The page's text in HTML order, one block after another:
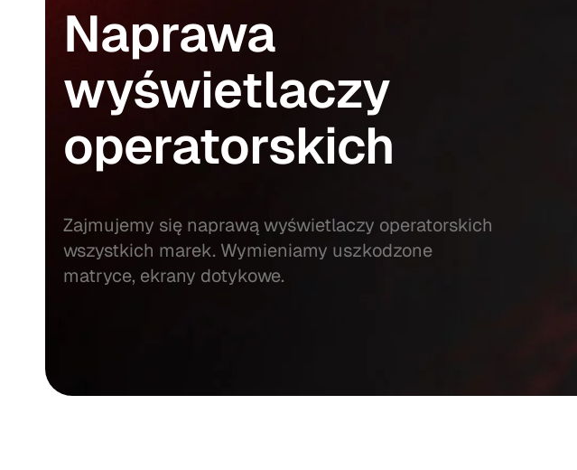
wiele innych
Naprawa
wyświetlaczy
operatorskich
Zajmujemy się naprawą wyświetlaczy operatorskich
wszystkich marek. Wymieniamy uszkodzone
matryce, ekrany dotykowe.